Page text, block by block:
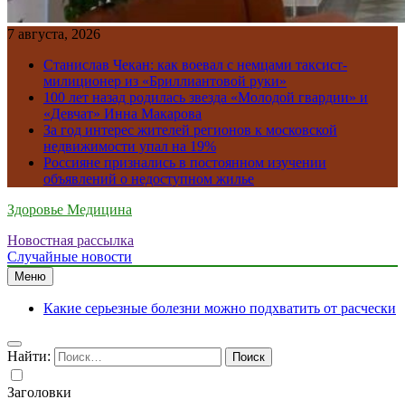
7 августа, 2026
Станислав Чекан: как воевал с немцами таксист-
милиционер из «Бриллиантовой руки»
100 лет назад родилась звезда «Молодой гвардии» и
«Девчат» Инна Макарова
За год интерес жителей регионов к московской
недвижимости упал на 19%
Россияне признались в постоянном изучении
объявлений о недоступном жилье
Здоровье Медицина
Новостная рассылка
Случайные новости
Меню
Какие серьезные болезни можно подхватить от расчески
Найти:
Заголовки